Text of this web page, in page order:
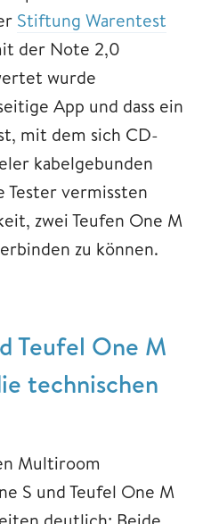
Stiftung Warentest
der Note 2,0
wurde
App und dass ein
mit dem sich CD-
kabelgebunden
Tester vermissten
zwei Teufen One M
zu können.
Teufel One M
technischen
Multiroom
S und Teufel One M